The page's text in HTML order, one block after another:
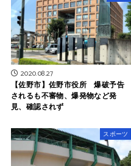
2020.08.27
【佐野市】佐野市役所 爆破予告
されるも不審物、爆発物など発
見、確認されず
スポーツ